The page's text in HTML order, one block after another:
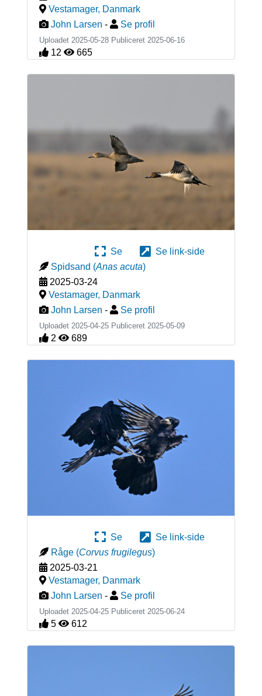
Vestamager, Danmark
John Larsen - Se profil
Uploadet 2025-05-28 Publiceret 2025-06-16
12 665
Se
Se link-side
Spidsand (Anas acuta)
2025-03-24
Vestamager, Danmark
John Larsen - Se profil
Uploadet 2025-04-25 Publiceret 2025-05-09
2 689
Se
Se link-side
Råge (Corvus frugilegus)
2025-03-21
Vestamager, Danmark
John Larsen - Se profil
Uploadet 2025-04-25 Publiceret 2025-06-24
5 612